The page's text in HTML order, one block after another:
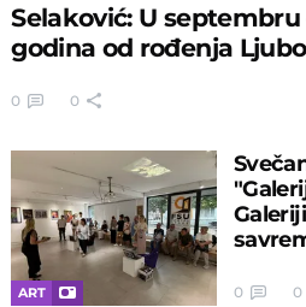
Selaković: U
godina od rođenja
0 0
ART 0 0